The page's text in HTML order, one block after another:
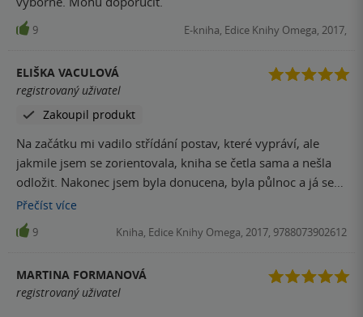
9 E-kniha, Edice Knihy Omega, 2017,
ELIŠKA VACULOVÁ
registrovaný uživatel
Zakoupil produkt
Na začátku mi vadilo střídání postav, které vypráví, ale
jakmile jsem se zorientovala, kniha se četla sama a nešla
odložit. Nakonec jsem byla donucena, byla půlnoc a já se
bála. Konec jsem čekala jiný, ale příjemně překvapil.
Přečíst více
9 Kniha, Edice Knihy Omega, 2017, 9788073902612
MARTINA FORMANOVÁ
registrovaný uživatel